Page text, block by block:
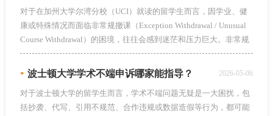
对于在加州大学尔湾分校（UCI）就读的留学生而言，因学业、健
康或特殊情况而面临非常规撤课（Exception Withdrawal / Unusual
Course Withdrawal）的困境，往往会感到迷茫和压力巨大。非常规
撤课申诉涉及复杂的校规要求、材料提交规范以及申诉理由的逻辑
陈述，成功率不一。因此，不少学生会选择专业的留学生申诉辅导
机构，以提升申诉成功的可能性。
• 波士顿大学学术不端申诉哪家能指导？ 2026-05-06
对于波士顿大学的留学生而言，学术不端问题无疑是一大困扰，包
括抄袭、代写、引用不规范、合作违规或数据造假等行为，都可能